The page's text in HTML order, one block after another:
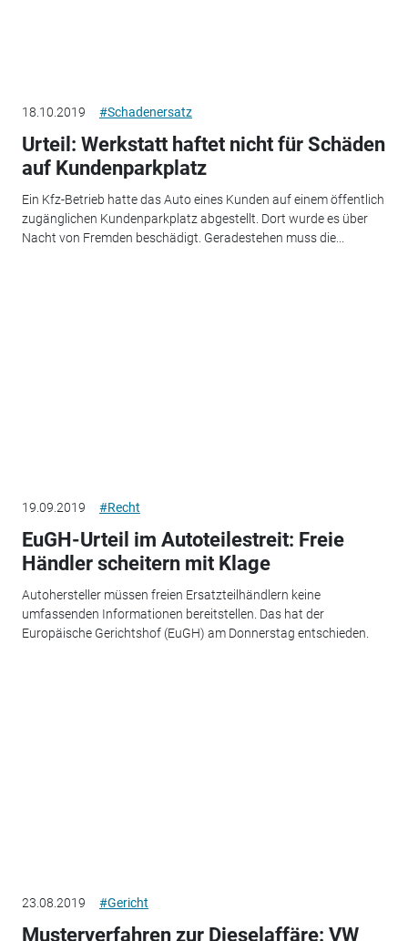
18.10.2019 #Schadenersatz
Urteil: Werkstatt haftet nicht für Schäden
auf Kundenparkplatz
Ein Kfz-Betrieb hatte das Auto eines Kunden auf einem öffentlich
zugänglichen Kundenparkplatz abgestellt. Dort wurde es über
Nacht von Fremden beschädigt. Geradestehen muss die...
19.09.2019 #Recht
EuGH-Urteil im Autoteilestreit: Freie
Händler scheitern mit Klage
Autohersteller müssen freien Ersatzteilhändlern keine
umfassenden Informationen bereitstellen. Das hat der
Europäische Gerichtshof (EuGH) am Donnerstag entschieden.
23.08.2019 #Gericht
Musterverfahren zur Dieselaffäre: VW